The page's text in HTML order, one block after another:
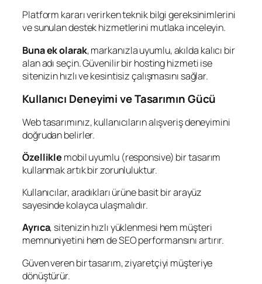
Platform kararı verirken teknik bilgi gereksinimlerini
ve sunulan destek hizmetlerini mutlaka inceleyin.
Buna ek olarak, markanızla uyumlu, akılda kalıcı bir
alan adı seçin. Güvenilir bir hosting hizmeti ise
sitenizin hızlı ve kesintisiz çalışmasını sağlar.
Kullanıcı Deneyimi ve Tasarımın Gücü
Web tasarımınız, kullanıcıların alışveriş deneyimini
doğrudan belirler.
Özellikle mobil uyumlu (responsive) bir tasarım
kullanmak artık bir zorunluluktur.
Kullanıcılar, aradıkları ürüne basit bir arayüz
sayesinde kolayca ulaşmalıdır.
Ayrıca, sitenizin hızlı yüklenmesi hem müşteri
memnuniyetini hem de SEO performansını artırır.
Güven veren bir tasarım, ziyaretçiyi müşteriye
dönüştürür.